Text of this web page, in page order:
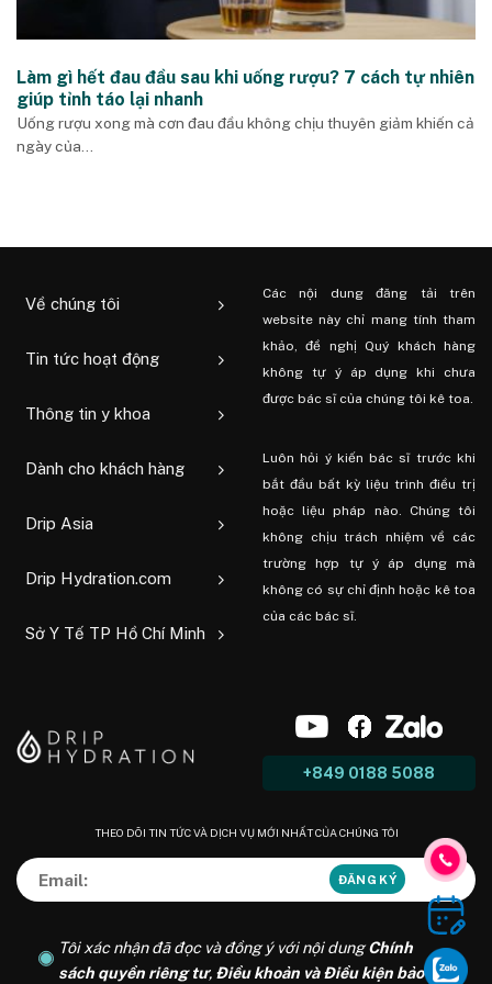
Làm gì hết đau đầu sau khi uống rượu? 7 cách tự nhiên
giúp tỉnh táo lại nhanh
Uống rượu xong mà cơn đau đầu không chịu thuyên giảm khiến cả
ngày của...
Về chúng tôi
Tin tức hoạt động
Thông tin y khoa
Dành cho khách hàng
Drip Asia
Drip Hydration.com
Sở Y Tế TP Hồ Chí Minh
Các nội dung đăng tải trên
website này chỉ mang tính tham
khảo, đề nghị Quý khách hàng
không tự ý áp dụng khi chưa
được bác sĩ của chúng tôi kê toa.
Luôn hỏi ý kiến ​​bác sĩ trước khi
bắt đầu bất kỳ liệu trình điều trị
hoặc liệu pháp nào. Chúng tôi
không chịu trách nhiệm về các
trường hợp tự ý áp dụng mà
không có sự chỉ định hoặc kê toa
của các bác sĩ.
+849 0188 5088
THEO DÕI TIN TỨC VÀ DỊCH VỤ MỚI NHẤT CỦA CHÚNG TÔI
Tôi xác nhận đã đọc và đồng ý với nội dungChính
sách quyền riêng tư, Điều khoản và Điều kiện bảo